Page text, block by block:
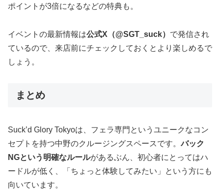
ポイントが3倍になるなどの特典も。
イベントの最新情報は公式X（@SGT_suck） で発信され
ているので、来店前にチェックしておくとより楽しめるで
しょう。
まとめ
Suck’d Glory Tokyoは、フェラ専門というユニークなコン
セプトを持つ中野のクルージングスペースです。バック
NGという明確なルールがあるぶん、初心者にとってはハ
ードルが低く、「ちょっと体験してみたい」という方にも
向いています。